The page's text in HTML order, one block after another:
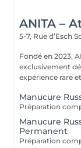
ANITA –
5-7, Rue d’Esch
Fondé en 2023, ANITA Atelier de Beauté
exclusivement
expérience rare
Manucure
Manucure
Permanent